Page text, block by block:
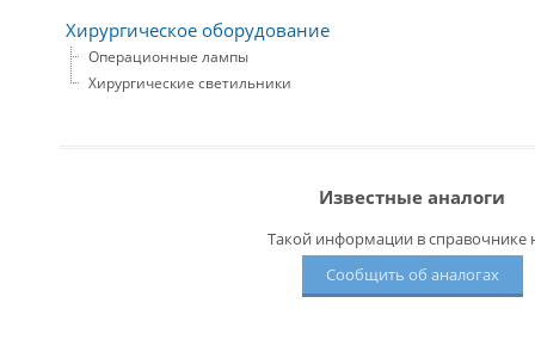
Хирургическое оборудование
Операционные лампы
Хирургические светильники
Известные аналоги
Такой информации в справочнике
Сообщить об аналогах